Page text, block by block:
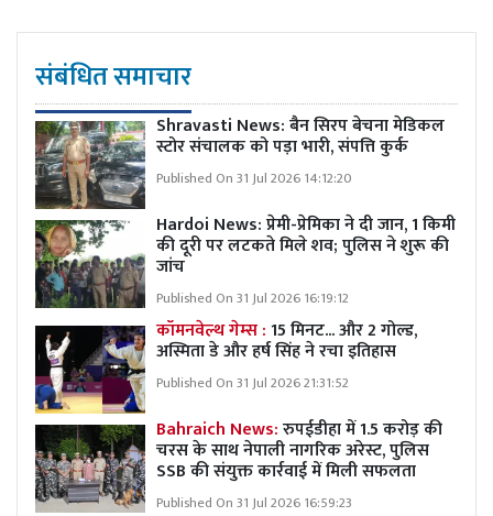
संबंधित समाचार
Shravasti News:बैन सिरप बेचना मेडिकल
स्टोर संचालक को पड़ा भारी, संपत्ति कुर्क
Published On 31 Jul 2026 14:12:20
Hardoi News: प्रेमी-प्रेमिका ने दी जान, 1 किमी
की दूरी पर लटकते मिले शव; पुलिस ने शुरू की
जांच
Published On 31 Jul 2026 16:19:12
कॉमनवेल्थ गेम्स :15 मिनट... और 2 गोल्ड,
अस्मिता डे और हर्ष सिंह ने रचा इतिहास
Published On 31 Jul 2026 21:31:52
Bahraich News:रुपईडीहा में 1.5 करोड़ की
चरस के साथ नेपाली नागरिक अरेस्ट, पुलिस
SSB की संयुक्त कार्रवाई में मिली सफलता
Published On 31 Jul 2026 16:59:23